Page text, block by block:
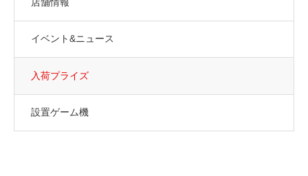
イベント&ニュース
入荷プライズ
設置ゲーム機